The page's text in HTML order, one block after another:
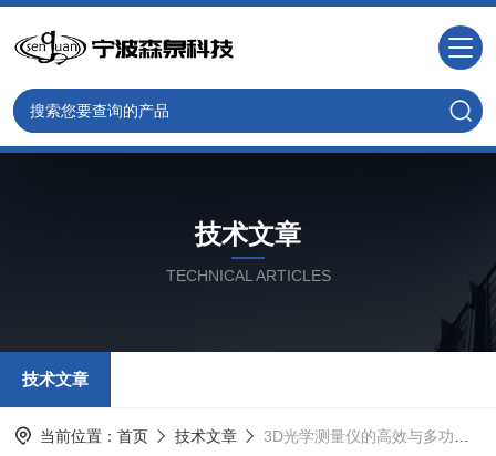
技术文章
TECHNICAL ARTICLES
技术文章
当前位置： 首页 技术文章 3D光学测量仪的高效与多功能性